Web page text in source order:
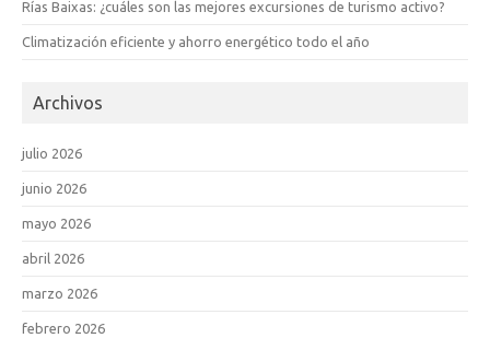
Rías Baixas: ¿cuáles son las mejores excursiones de turismo activo?
Climatización eficiente y ahorro energético todo el año
Archivos
julio 2026
junio 2026
mayo 2026
abril 2026
marzo 2026
febrero 2026